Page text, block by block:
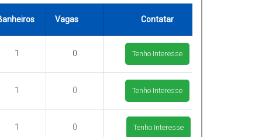
Vagas Contatar
1 0 Tenho Interesse
1 0 Tenho Interesse
1 0 Tenho Interesse